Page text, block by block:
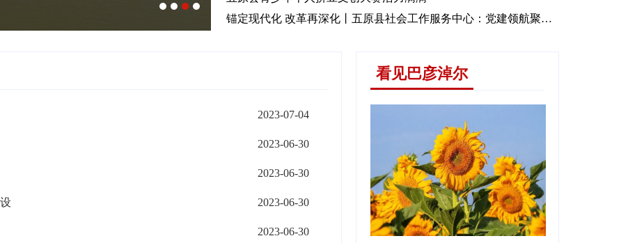
塔尔湖镇继光村1100亩白梨脆开园上市
锚定现代化 改革再深化丨五原县社会工作服务中心：党建领航聚民心 睦邻善治绘新卷
2023-07-04
2023-06-30
2023-06-30
2023-06-30
2023-06-30
看见巴彦淖尔